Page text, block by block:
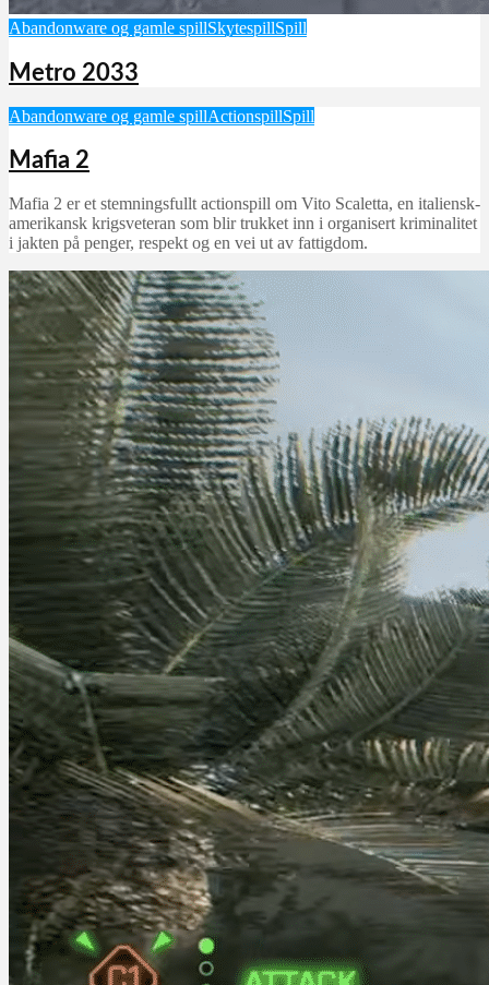
Abandonware og gamle spillSkytespillSpill
Metro 2033
Abandonware og gamle spillActionspillSpill
Mafia 2
Mafia 2 er et stemningsfullt actionspill om Vito Scaletta, en italiensk-
amerikansk krigsveteran som blir trukket inn i organisert kriminalitet
i jakten på penger, respekt og en vei ut av fattigdom.